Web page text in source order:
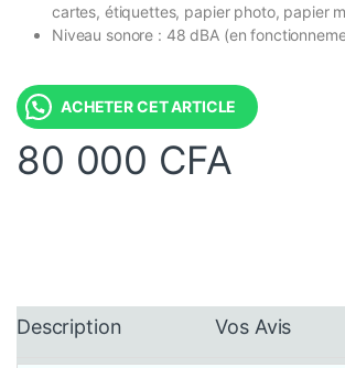
cartes, étiquettes, papier photo, papier
Niveau sonore : 48 dBA (en
ACHETER CET ARTICLE
80 000 CFA
Description Vos Avis